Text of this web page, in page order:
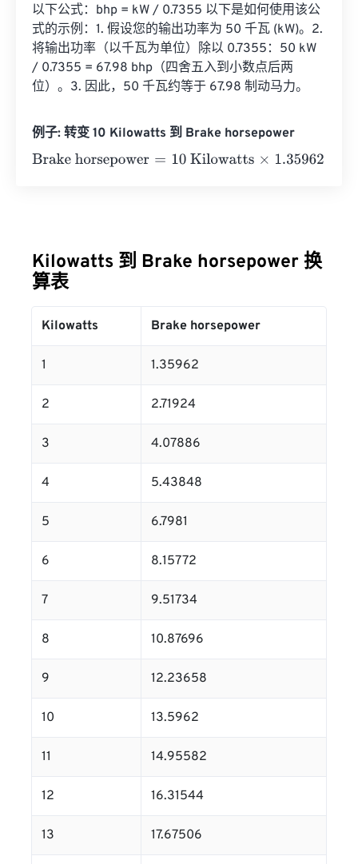
以下公式：bhp = kW / 0.7355 以下是如何使用该公
式的示例：1. 假设您的输出功率为 50 千瓦 (kW)。2.
将输出功率（以千瓦为单位）除以 0.7355：50 kW
/ 0.7355 = 67.98 bhp（四舍五入到小数点后两
位）。3. 因此，50 千瓦约等于 67.98 制动马力。
例子: 转变 10 Kilowatts 到 Brake horsepower
Brake horsepower=10 Kilowatts×1.35962 =13.5962
Kilowatts 到 Brake horsepower 换
算表
Kilowatts Brake horsepower
1 1.35962
2 2.71924
3 4.07886
4 5.43848
5 6.7981
6 8.15772
7 9.51734
8 10.87696
9 12.23658
10 13.5962
11 14.95582
12 16.31544
13 17.67506